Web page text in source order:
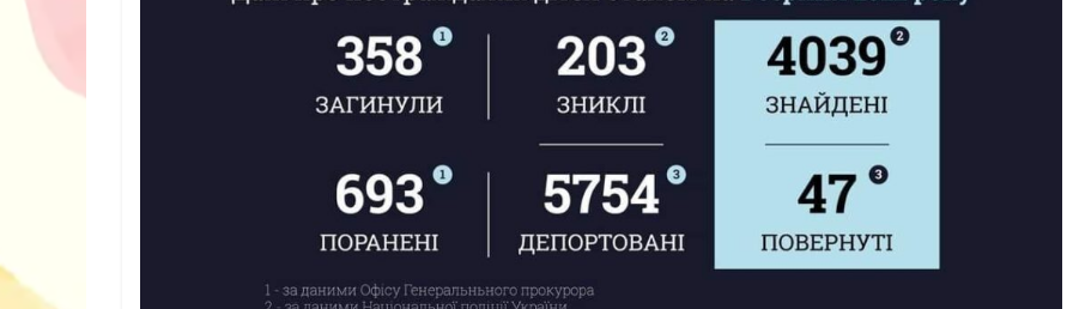
10 ігор з усього світу, щоб
нарешті відірвати дітей від
планшетів
Ігри та конкурси на Новий рік
для всієї сім’ї — ідеї для
святкового вечора